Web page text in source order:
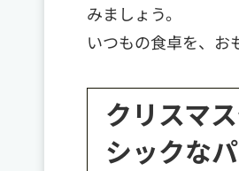
みましょう。
いつもの食卓を、お
クリスマ
シックな